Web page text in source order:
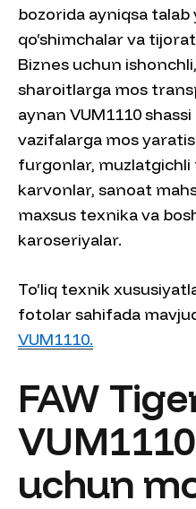
bozorida ayniqsa talab
qo‘shimchalar va
Biznes uchun
sharoitlarga mos
aynan VUM1110
vazifalarga mos
furgonlar,
karvonlar, sanoat
maxsus texnika va
karoseriyalar.
To‘liq texnik
fotolar sahifada
VUM1110.
FAW
uchun